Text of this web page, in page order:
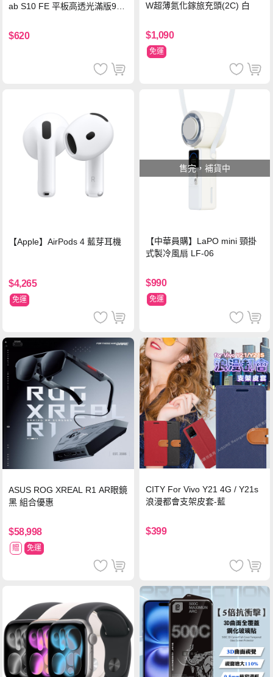
ab S10 FE 平板高透光滿版9H
$620
W超薄氮化鎵旅充頭(2C) 白
$1,090
免運
【Apple】AirPods 4 藍芽耳機
$4,265
免運
售完，補貨中
【中華員購】LaPO mini 頸掛
式製冷風扇 LF-06
$990
免運
ASUS ROG XREAL R1 AR眼鏡
黑 組合優惠
$58,998
贈 免運
CITY For Vivo Y21 4G / Y21s
浪漫都會支架皮套-藍
$399